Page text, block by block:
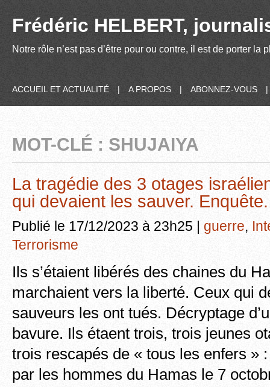
Frédéric HELBERT,
Notre rôle n’est pas d’être pour ou contre, il est de porter
ACCUEIL ET ACTUALITÉ | A PROPOS | ABONNEZ-VOUS |
MOT-CLÉ : SHUJAIYA
La tragédie des 3 otages
qui devaient les sauver. Enquête.
Publié le 17/12/2023 à 23h25 | guerre,
Terrorisme
Ils s’étaient libérés des chaines du
marchaient vers la liberté. Ceux qui
sauveurs les ont tués. Décryptage
bavure. Ils étaent trois, trois jeunes
trois rescapés de « tous les enfers »
par les hommes du Hamas le 7